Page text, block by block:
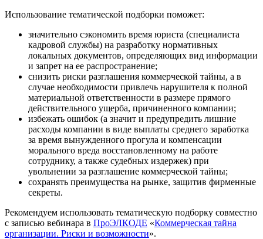
Использование тематической подборки поможет:
значительно сэкономить время юриста (специалиста
кадровой службы) на разработку нормативных
локальных документов, определяющих вид информации
и запрет на ее распространение;
снизить риски разглашения коммерческой тайны, а в
случае необходимости привлечь нарушителя к полной
материальной ответственности в размере прямого
действительного ущерба, причиненного компании;
избежать ошибок (а значит и предупредить лишние
расходы компании в виде выплаты среднего заработка
за время вынужденного прогула и компенсации
морального вреда восстановленному на работе
сотруднику, а также судебных издержек) при
увольнении за разглашение коммерческой тайны;
сохранять преимущества на рынке, защитив фирменные
секреты.
Рекомендуем использовать тематическую подборку совместно
с записью вебинара в ПроЭЛКОДЕ «Коммерческая тайна
организации. Риски и возможности».